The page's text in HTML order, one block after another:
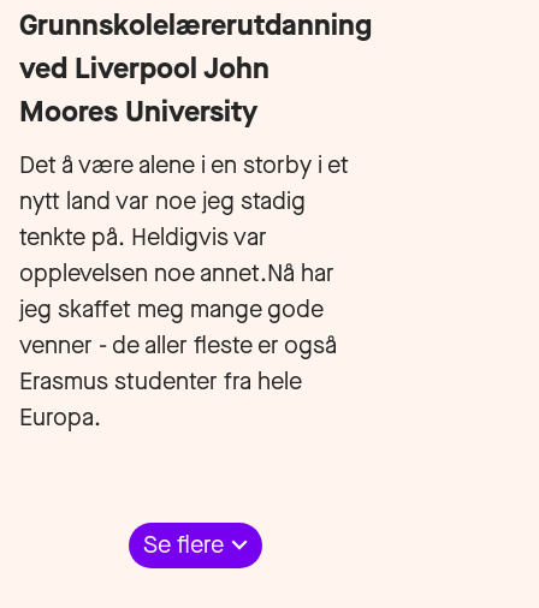
Grunnskolelærerutdanning
ved Liverpool John
Moores University
Det å være alene i en storby i et
nytt land var noe jeg stadig
tenkte på. Heldigvis var
opplevelsen noe annet.Nå har
jeg skaffet meg mange gode
venner - de aller fleste er også
Erasmus studenter fra hele
Europa.
Se flere